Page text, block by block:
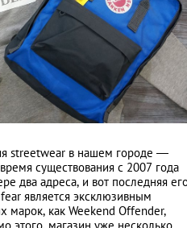
streetwear в нашем городе —
существования с 2007 года
два адреса, и вот последняя
является эксклюзивным
марок, как Weekend Offender,